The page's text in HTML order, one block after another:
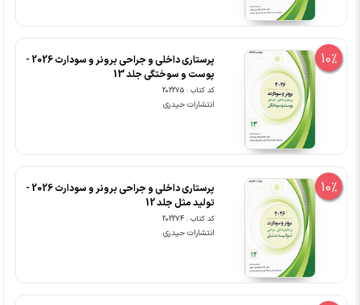
10%
پرستاری داخلی و جراحی برونر و سودارث 2026 -
پوست و سوختگی جلد 13
کد کتاب : 202275
انتشارات حیدری
10%
پرستاری داخلی و جراحی برونر و سودارث 2026 -
تولید مثل جلد 12
کد کتاب : 202274
انتشارات حیدری